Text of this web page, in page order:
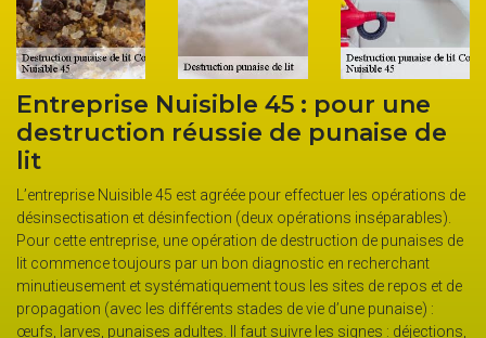
Entreprise Nuisible 45 : pour une
destruction réussie de punaise de
lit
L’entreprise Nuisible 45 est agréée pour effectuer les opérations de
désinsectisation et désinfection (deux opérations inséparables).
Pour cette entreprise, une opération de destruction de punaises de
lit commence toujours par un bon diagnostic en recherchant
minutieusement et systématiquement tous les sites de repos et de
propagation (avec les différents stades de vie d’une punaise) :
œufs, larves, punaises adultes. Il faut suivre les signes : déjections,